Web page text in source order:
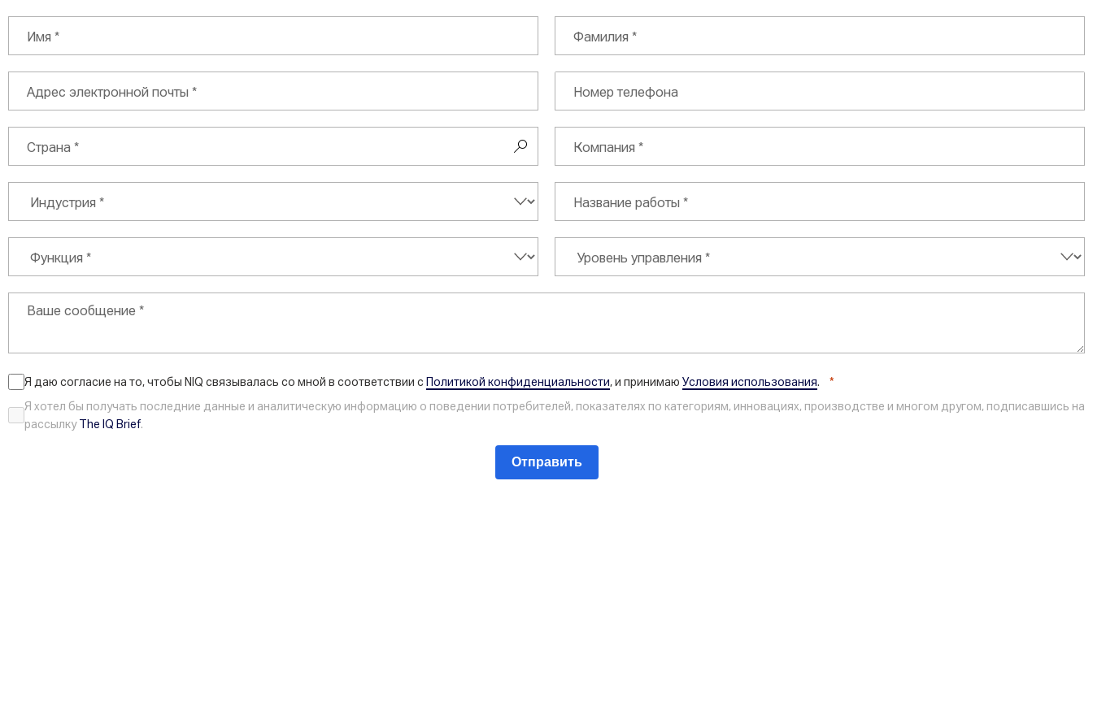
Я даю согласие на то, чтобы NIQ связывалась со мной в соответствии сПолитикой конфиденциальности, и принимаю Условия использования.
Я хотел бы получать последние данные и аналитическую информацию о поведении потребителей, показателях по категориям, инновациях, производстве и многом другом, подписавшись на
рассылкуThe IQ Brief.
Отправить